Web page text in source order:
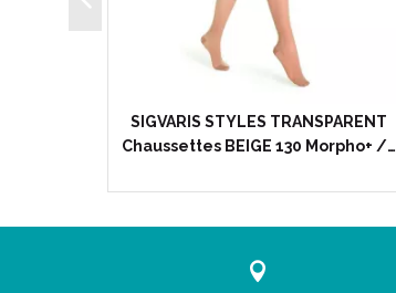
SIGVARIS STYLES TRANSPARENT
Chaussettes BEIGE 130 Morpho+ /…